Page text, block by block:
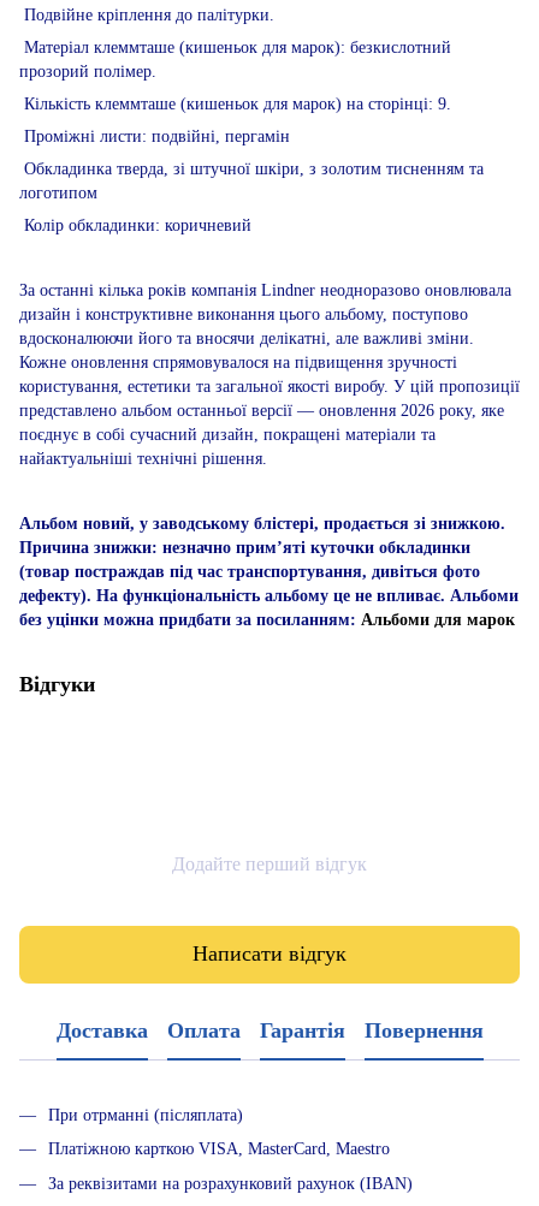
Подвійне кріплення до палітурки.
Матеріал клеммташе (кишеньок для марок): безкислотний
прозорий полімер.
Кількість клеммташе (кишеньок для марок) на сторінці: 9.
Проміжні листи: подвійні, пергамін
Обкладинка тверда, зі штучної шкіри, з золотим тисненням та
логотипом
Колір обкладинки: коричневий
За останні кілька років компанія Lindner неодноразово оновлювала
дизайн і конструктивне виконання цього альбому, поступово
вдосконалюючи його та вносячи делікатні, але важливі зміни.
Кожне оновлення спрямовувалося на підвищення зручності
користування, естетики та загальної якості виробу. У цій пропозиції
представлено альбом останньої версії — оновлення 2026 року, яке
поєднує в собі сучасний дизайн, покращені матеріали та
найактуальніші технічні рішення.
Альбом новий, у заводському блістері, продається зі знижкою.
Причина знижки: незначно прим’яті куточки обкладинки
(товар постраждав під час транспортування, дивіться фото
дефекту). На функціональність альбому це не впливає. Альбоми
без уцінки можна придбати за посиланням:​​​ Альбоми для марок
Відгуки
Додайте перший відгук
Написати відгук
Доставка Оплата Гарантія Повернення
При отрманні (післяплата)
Платіжною карткою VISA, MasterCard, Maestro
За реквізитами на розрахунковий рахунок (IBAN)